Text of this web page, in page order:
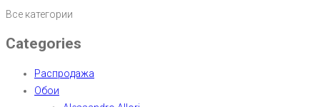
Все категории
Categories
Распродажа
Обои